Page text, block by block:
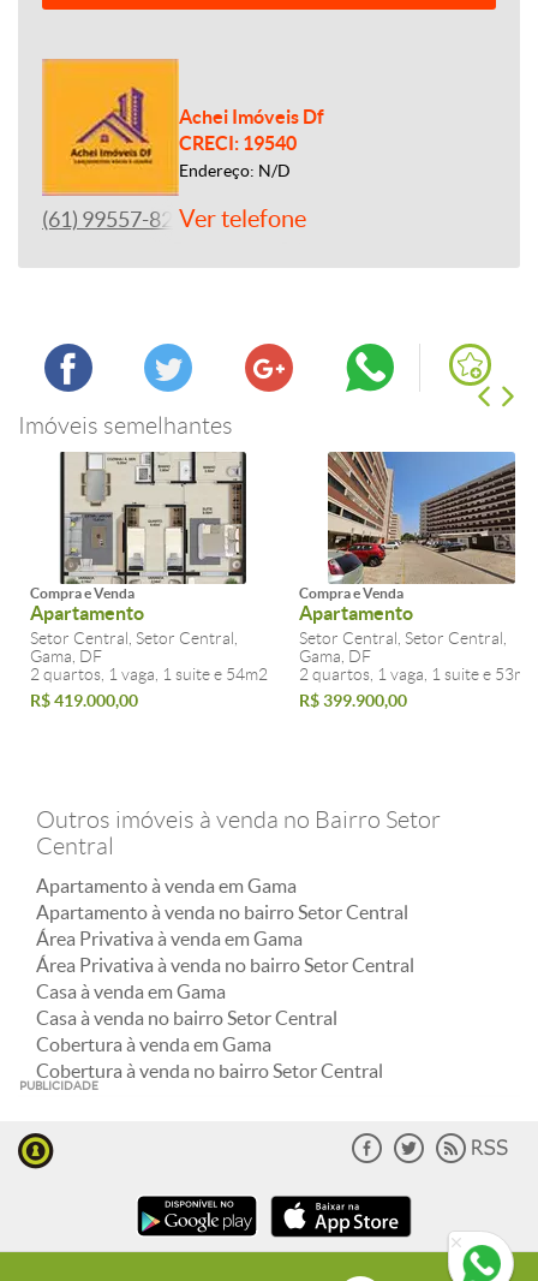
Achei Imóveis Df
CRECI: 19540
Endereço: N/D
(61) 99557-8243Ver telefone
Imóveis semelhantes
Compra e Venda
Apartamento
Setor Central, Setor Central,
Gama, DF
2 quartos, 1 vaga, 1 suite e 54m2
R$ 419.000,00
Compra e Venda
Apartamento
Setor Central, Setor Central,
Gama, DF
2 quartos, 1 vaga, 1 suite e 53m2
R$ 399.900,00
Outros imóveis à venda no Bairro Setor
Central
Apartamento à venda em Gama
Apartamento à venda no bairro Setor Central
Área Privativa à venda em Gama
Área Privativa à venda no bairro Setor Central
Casa à venda em Gama
Casa à venda no bairro Setor Central
Cobertura à venda em Gama
Cobertura à venda no bairro Setor Central
PUBLICIDADE